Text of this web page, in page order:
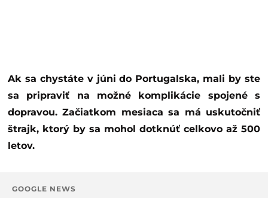
Ak sa chystáte v júni do Portugalska, mali by ste
sa pripraviť na možné komplikácie spojené s
dopravou. Začiatkom mesiaca sa má uskutočniť
štrajk, ktorý by sa mohol dotknúť celkovo až 500
letov.
GOOGLE NEWS